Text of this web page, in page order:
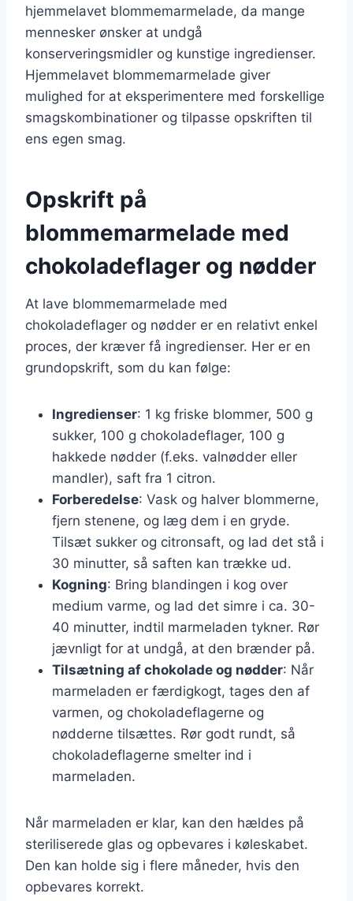
hjemmelavet blommemarmelade, da mange
mennesker ønsker at undgå
konserveringsmidler og kunstige ingredienser.
Hjemmelavet blommemarmelade giver
mulighed for at eksperimentere med forskellige
smagskombinationer og tilpasse opskriften til
ens egen smag.
Opskrift på
blommemarmelade med
chokoladeflager og nødder
At lave blommemarmelade med
chokoladeflager og nødder er en relativt enkel
proces, der kræver få ingredienser. Her er en
grundopskrift, som du kan følge:
Ingredienser: 1 kg friske blommer, 500 g
sukker, 100 g chokoladeflager, 100 g
hakkede nødder (f.eks. valnødder eller
mandler), saft fra 1 citron.
Forberedelse: Vask og halver blommerne,
fjern stenene, og læg dem i en gryde.
Tilsæt sukker og citronsaft, og lad det stå i
30 minutter, så saften kan trække ud.
Kogning: Bring blandingen i kog over
medium varme, og lad det simre i ca. 30-
40 minutter, indtil marmeladen tykner. Rør
jævnligt for at undgå, at den brænder på.
Tilsætning af chokolade og nødder: Når
marmeladen er færdigkogt, tages den af
varmen, og chokoladeflagerne og
nødderne tilsættes. Rør godt rundt, så
chokoladeflagerne smelter ind i
marmeladen.
Når marmeladen er klar, kan den hældes på
steriliserede glas og opbevares i køleskabet.
Den kan holde sig i flere måneder, hvis den
opbevares korrekt.